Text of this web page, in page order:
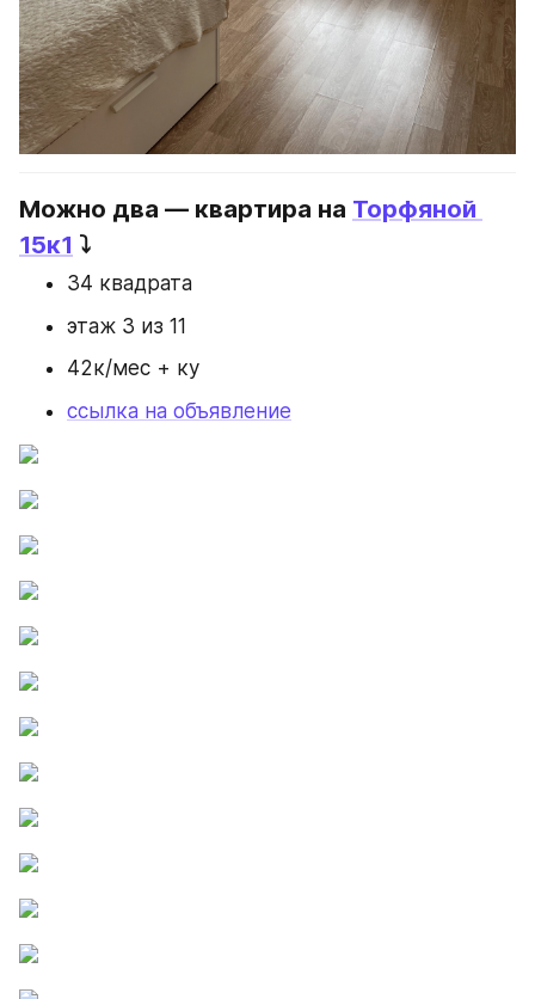
Можно два — квартира на Торфяной
15к1 ⤵️
34 квадрата
этаж 3 из 11
42к/мес + ку
ссылка на объявление